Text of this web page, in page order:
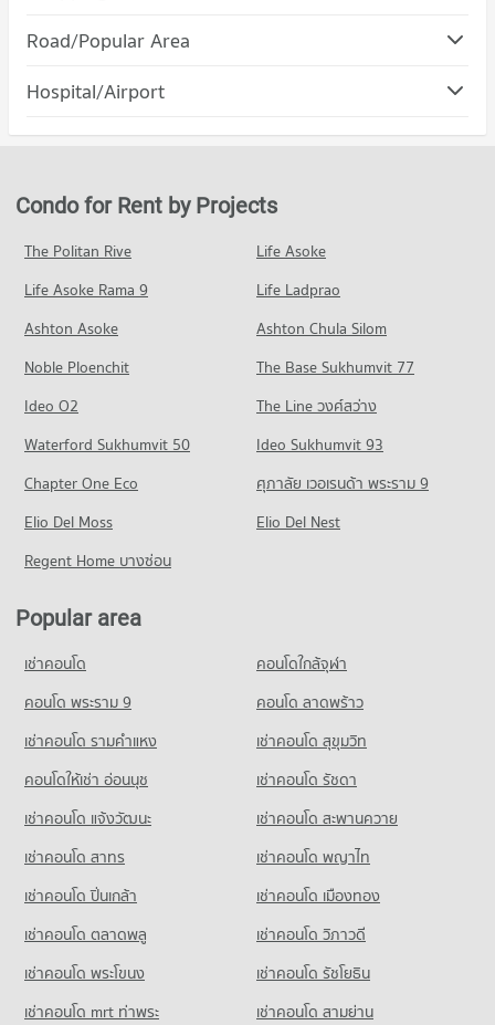
Road/Popular Area
Condo Nakhon Chai Sri Nakhon Pathom
Condo for Rent in Nakhon Chai Sri Nakhon Pathom
Condo for Sale in Nakhon Chai Sri Nakhon Pathom
66 properties for sale
Condo Bang Len Nakhon Pathom
PROJECT_COUNT
Condo for Rent in Bang Len Nakhon Pathom
3 properties for rent
Condo for Sale in Bang Len Nakhon Pathom
43 properties for sale
Condo Muang Nakhon Pathom Nakhon Pathom
Condo for Rent in Muang Nakhon Pathom Nakhon Pathom
16 properties for rent
Condo for Sale in Muang Nakhon Pathom Nakhon Pathom
184 properties for sale
Condo Kamphaeng Saen Nakhon Pathom
Condo for Rent in Kamphaeng Saen Nakhon Pathom
4 properties for rent
Condo for Sale in Kamphaeng Saen Nakhon Pathom
36 properties for sale
Hospital/Airport
Condo for Rent by Projects
The Politan Rive
Life Asoke
Life Asoke Rama 9
Life Ladprao
Ashton Asoke
Ashton Chula Silom
Noble Ploenchit
The Base Sukhumvit 77
Ideo O2
The Line วงศ์สว่าง
Waterford Sukhumvit 50
Ideo Sukhumvit 93
Chapter One Eco
ศุภาลัย เวอเรนด้า พระราม 9
Elio Del Moss
Elio Del Nest
Regent Home บางซ่อน
Popular area
เช่าคอนโด
คอนโดใกล้จุฬา
คอนโด พระราม 9
คอนโด ลาดพร้าว
เช่าคอนโด รามคําแหง
เช่าคอนโด สุขุมวิท
คอนโดให้เช่า อ่อนนุช
เช่าคอนโด รัชดา
เช่าคอนโด แจ้งวัฒนะ
เช่าคอนโด สะพานควาย
เช่าคอนโด สาทร
เช่าคอนโด พญาไท
เช่าคอนโด ปิ่นเกล้า
เช่าคอนโด เมืองทอง
เช่าคอนโด ตลาดพลู
เช่าคอนโด วิภาวดี
เช่าคอนโด พระโขนง
เช่าคอนโด รัชโยธิน
เช่าคอนโด mrt ท่าพระ
เช่าคอนโด สามย่าน